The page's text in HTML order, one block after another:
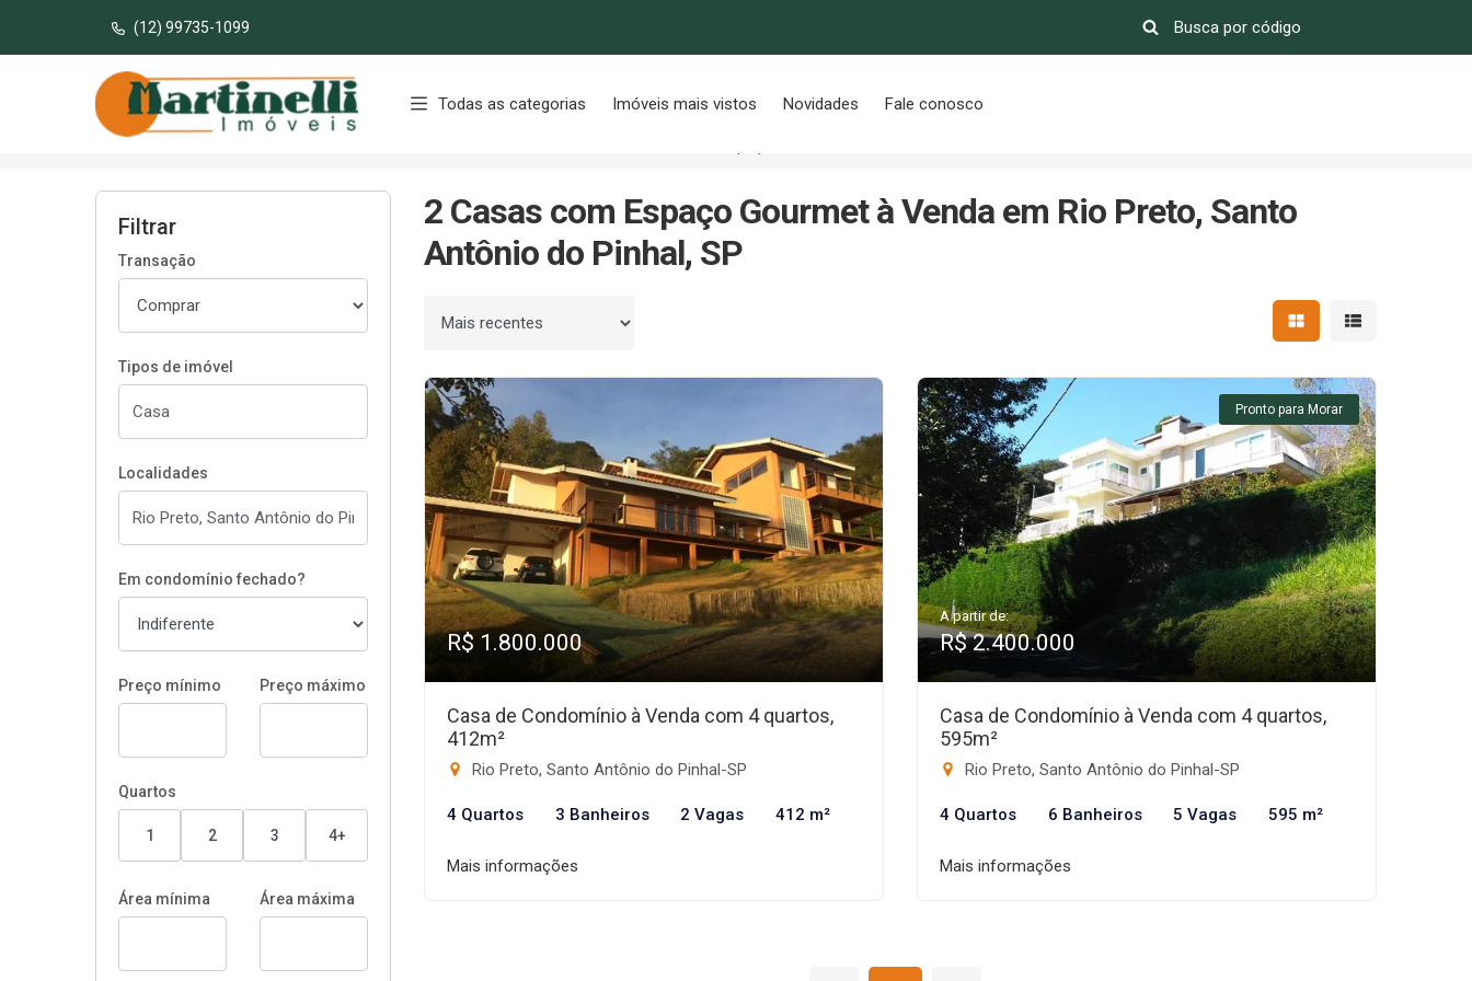
(12) 99735-1099
Página inicial
Todas as categorias Imóveis mais vistos Novidades Fale conosco
Filtrar
Transação
Tipos de imóvel
Localidades
Em condomínio fechado?
Preço mínimo Preço máximo
Quartos
1 2 3 4+
Área mínima Área máxima
2 Casas com Espaço Gourmet à Venda em Rio Preto, Santo
Antônio do Pinhal, SP
Ordenar por Mostrar resultados em
Mostrar
R$ 1.800.000
Casa de Condomínio à Venda com 4 quartos,
412m²
Rio Preto, Santo Antônio do Pinhal-SP
4 Quartos 3 Banheiros 2 Vagas 412 m²
Mais informações
Pronto para Morar
A partir de:
R$ 2.400.000
Casa de Condomínio à Venda com 4 quartos,
595m²
Rio Preto, Santo Antônio do Pinhal-SP
4 Quartos 6 Banheiros 5 Vagas 595 m²
Mais informações